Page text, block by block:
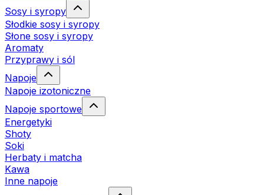
Sosy i syropy
Słodkie sosy i syropy
Słone sosy i syropy
Aromaty
Przyprawy i sól
Napoje
Napoje izotoniczne
Napoje sportowe
Energetyki
Shoty
Soki
Herbaty i matcha
Kawa
Inne napoje